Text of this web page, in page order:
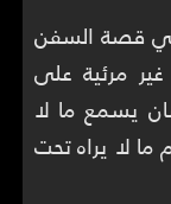
في قصة السفن
مرئية على
يسمع ما لا
لا يراه تحت